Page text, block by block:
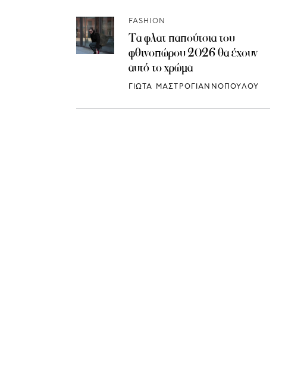
FASHION
Τα φλατ παπούτσια του
φθινοπώρου 2026 θα έχουν
αυτό το χρώμα
ΓΙΩΤΑ ΜΑΣΤΡΟΓΙΑΝΝΟΠΟΥΛΟΥ